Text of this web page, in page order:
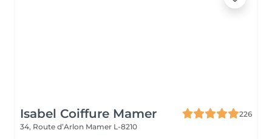
Isabel Coiffure Mamer
226
34, Route d’Arlon Mamer L-8210